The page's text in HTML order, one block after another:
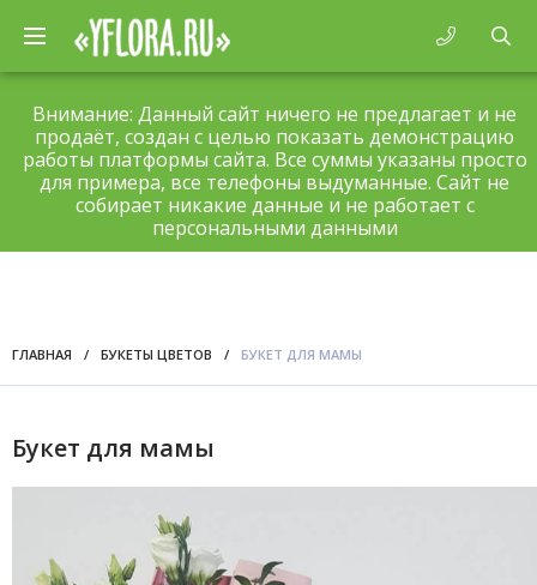
Внимание: Данный сайт ничего не предлагает и не
продаёт, создан с целью показать демонстрацию
работы платформы сайта. Все суммы указаны просто
для примера, все телефоны выдуманные. Сайт не
собирает никакие данные и не работает с
персональными данными
ГЛАВНАЯ / БУКЕТЫ ЦВЕТОВ / БУКЕТ ДЛЯ МАМЫ
Букет для мамы